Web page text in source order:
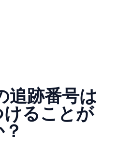
追跡番号は
ることが